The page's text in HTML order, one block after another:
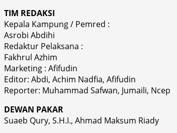
TIM REDAKSI
Kepala Kampung / Pemred :
Asrobi Abdihi
Redaktur Pelaksana :
Fakhrul Azhim
Marketing : Afifudin
Editor: Abdi, Achim Nadfia, Afifudin
Reporter: Muhammad Safwan, Jumaili, Ncep
DEWAN PAKAR
Suaeb Qury, S.H.I., Ahmad Maksum Riady